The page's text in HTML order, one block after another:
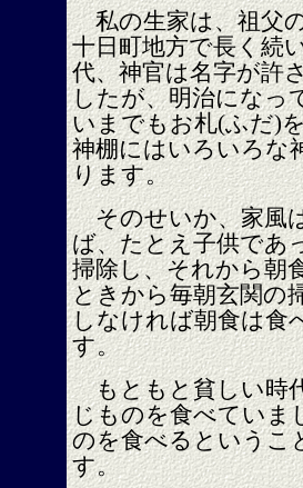
私の生家は、祖父
十日町地方で長く続
代、神官は名字が許
したが、明治になっ
いまでもお札(ふだ)
神棚にはいろいろな
ります。
そのせいか、家風
ば、たとえ子供であ
掃除し、それから朝
ときから毎朝玄関の
しなければ朝食は食
す。
もともと貧しい時
じものを食べていま
のを食べるというこ
す。